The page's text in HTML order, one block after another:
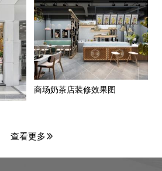
商场奶茶店装修效果图
查看更多